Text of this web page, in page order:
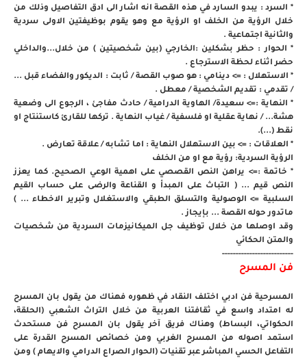
* السرد : يبدو السارد في هذه القصة انه اشار الى ادق التفاصيل وذلك من
خلال الرؤية من الخلف او الرؤية مع وهو يقوم بوظيفتين الاولى سردية
والثانية اجتماعية .
* الحوار : حظر بشكلين :الخارجي (بين شخصيتين ) من خلال...والداخلي
حضر اثناء لحظة الاسترجاع .
* الاستهلال : => دينامي : هو صوب القصة / ثابت : الديكور والفضاء قبل ...
/ تقدمي : تقديم الشخصية / معطل .
* النهاية :=> سعيدة/ الهاوية الدرامية / حادث مفاجئ ، الرجوع الى وضعية
هشة... / نهاية عقلية او فلسفية / غياب النهاية . تركها للقارئ كاستنتاج او
نقط (...).
* العلاقات : => بين الاستهلال النهاية : اما تشابه / علاقة تعارض .
الرؤية السردية: رؤية مع او من الخلف
* خاتمة :=> يراهن النص القصصي على اهمية الوعي الصحيح. كما يعزز
النص قيم ... ( التباث على المبدأ و القناعة والرضى على حساب القيم
السلبية => الوصولية والتسلق الطبقي والاستغلال وتبرير الاخطاء ... )
ماتدور حوله القصة ... بإيجاز .
وقد اوصلها من خلال توظيف جل الميكانيزمات السردية من شخصيات
والمتن الحكائي
--------------------------
فن المسرح
المسرحية فن ادبي اختلف النقاد في ظهوره فهناك من يقول بان المسرح
له امتداد واسع في ثقافتنا العربية من خلال التراث الشعبي (الحلقة،
الحكواتي، البساط) وهناك فريق آخر يقول بان المسرح فن مستحدث
استمد اصوله من المسرح الغربي ومن خصائص المسرح القدرة على
التفاعل الحسي المباشر عبر تقنيات (الحوار الصراع الدرامي والايهام ) ومن